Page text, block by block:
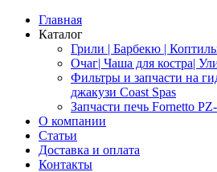
Главная
Каталог
Грили | Барбекю |
Очаг| Чаша для костра|
Фильтры и запчасти на
джакузи Coast Spas
Запчасти печь Fornetto
О компании
Статьи
Доставка и оплата
Контакты